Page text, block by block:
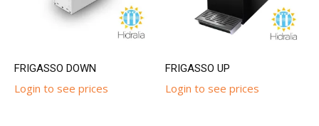
FRIGASSO DOWN
Login to see prices
FRIGASSO UP
Login to see prices